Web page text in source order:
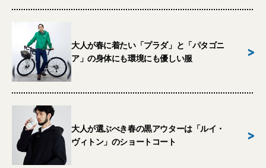
大人が春に着たい「プラダ」と「パタゴニ
ア」の身体にも環境にも優しい服
>
大人が選ぶべき春の黒アウターは「ルイ・
ヴィトン」のショートコート
>